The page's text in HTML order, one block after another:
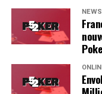
Soleau à gauche, sorti par
NEWS